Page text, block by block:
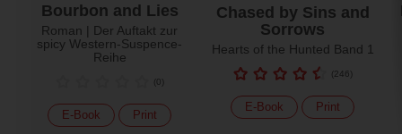
Bourbon and Lies
Roman | Der Auftakt zur
spicy Western-Suspence-
Reihe
(0)
E-Book Print
Chased by Sins and
Sorrows
Hearts of the Hunted Band 1
(246)
E-Book Print